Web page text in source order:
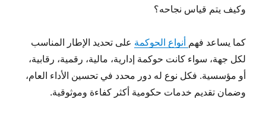
وكيف يتم قياس نجاحه؟
كما يساعد فهم أنواع الحوكمة على تحديد الإطار المناسب
لكل جهة، سواء كانت حوكمة إدارية، مالية، رقمية، رقابية،
أو مؤسسية. فكل نوع له دور محدد في تحسين الأداء العام،
وضمان تقديم خدمات حكومية أكثر كفاءة وموثوقية.